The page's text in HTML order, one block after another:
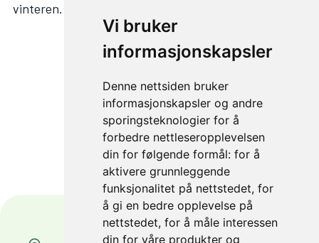
Vi bruker
informasjonskapsler
Denne nettsiden bruker
informasjonskapsler og andre
sporingsteknologier for å
forbedre nettleseropplevelsen
din for følgende formål: for å
aktivere grunnleggende
funksjonalitet på nettstedet, for
å gi en bedre opplevelse på
nettstedet, for å måle interessen
din for våre produkter og
vinteren.
Feiret vintersyklistene